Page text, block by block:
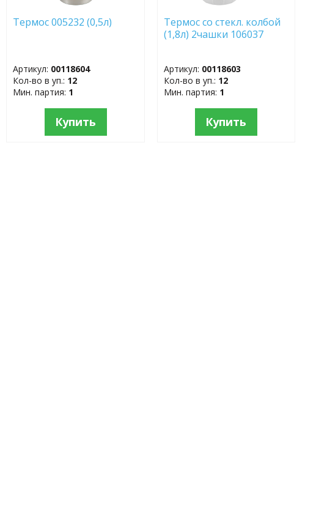
Термос 005232 (0,5л)
Артикул: 00118604
Кол-во в уп.: 12
Мин. партия: 1
Купить
Термос со стекл. колбой
(1,8л) 2чашки 106037
Артикул: 00118603
Кол-во в уп.: 12
Мин. партия: 1
Купить